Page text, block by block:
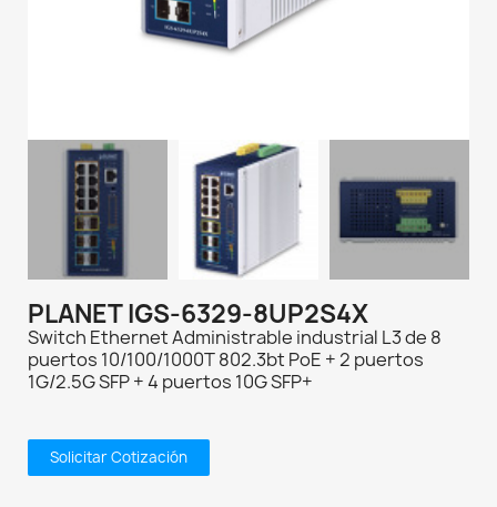
PLANET IGS-6329-8UP2S4X
Switch Ethernet Administrable industrial L3 de 8
puertos 10/100/1000T 802.3bt PoE + 2 puertos
1G/2.5G SFP + 4 puertos 10G SFP+
Solicitar Cotización